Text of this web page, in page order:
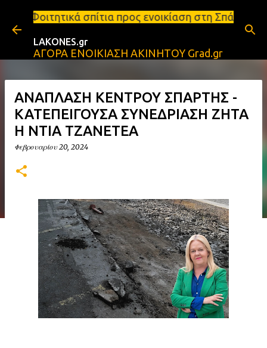
Μετάβαση στο κύριο περιεχόμενο
προς ενοικίαση στη Σπάρτη Ενοικιάσεις
LAKONES.gr
ΑΓΟΡΑ ΕΝΟΙΚΙΑΣΗ ΑΚΙΝΗΤΟΥ Grad.gr
ΑΝΑΠΛΑΣΗ ΚΕΝΤΡΟΥ ΣΠΑΡΤΗΣ -
ΚΑΤΕΠΕΙΓΟΥΣΑ ΣΥΝΕΔΡΙΑΣΗ ΖΗΤΑ
Η ΝΤΙΑ ΤΖΑΝΕΤΕΑ
Φεβρουαρίου 20, 2024